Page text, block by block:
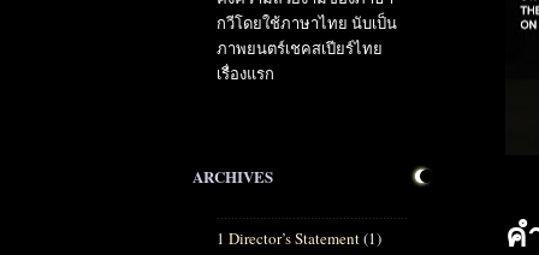
กวีโดยใช้ภาษาไทย นับเป็น
ภาพยนตร์เชคสเปียร์ไทย
เรื่องแรก
ARCHIVES
1 Director’s Statement(1)
ค